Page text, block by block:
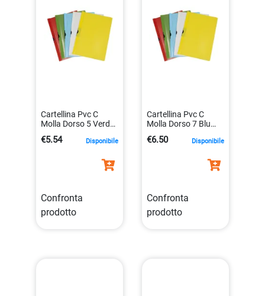
Cartellina Pvc C
Molla Dorso 5 Verde
X200510 40282a
€5.54 Disponibile
Confronta
prodotto
Cartellina Pvc C
Molla Dorso 7 Blu
X200705 40286a
€6.50 Disponibile
Confronta
prodotto